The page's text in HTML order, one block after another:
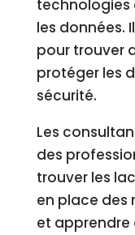
technologies
les données.
pour trouver
protéger les
sécurité.
Les
des
trouver les
en place des
et apprendre